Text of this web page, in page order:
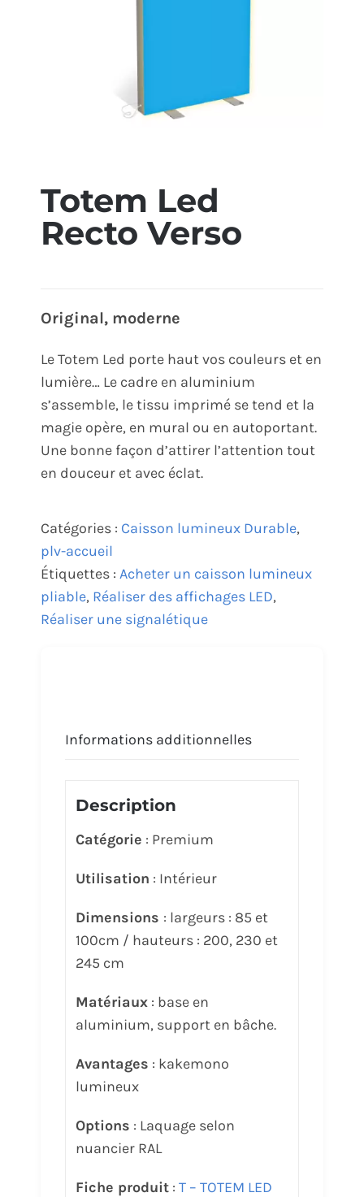
Totem Led
Recto Verso
Original, moderne
Le Totem Led porte haut vos couleurs et en
lumière… Le cadre en aluminium
s’assemble, le tissu imprimé se tend et la
magie opère, en mural ou en autoportant.
Une bonne façon d’attirer l’attention tout
en douceur et avec éclat.
Catégories : Caisson lumineux Durable,
plv-accueil
Étiquettes : Acheter un caisson lumineux
pliable, Réaliser des affichages LED,
Réaliser une signalétique
Informations additionnelles
Description
Catégorie : Premium
Utilisation : Intérieur
Dimensions : largeurs : 85 et
100cm / hauteurs : 200, 230 et
245 cm
Matériaux: base en
aluminium, support en bâche.
Avantages : kakemono
lumineux
Options : Laquage selon
nuancier RAL
Fiche produit: T – TOTEM LED